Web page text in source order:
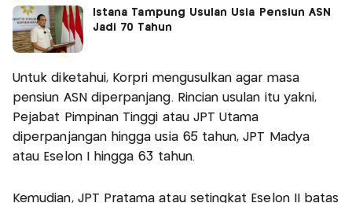
Istana Tampung Usulan Usia Pensiun ASN
Jadi 70 Tahun
Untuk diketahui, Korpri mengusulkan agar masa
pensiun ASN diperpanjang. Rincian usulan itu yakni,
Pejabat Pimpinan Tinggi atau JPT Utama
diperpanjangan hingga usia 65 tahun, JPT Madya
atau Eselon I hingga 63 tahun.
Kemudian, JPT Pratama atau setingkat Eselon II batas